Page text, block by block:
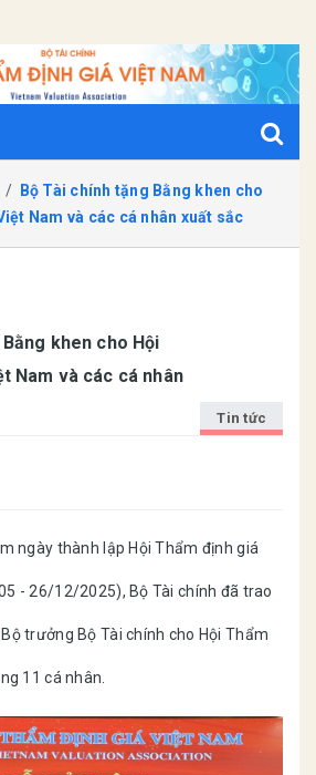
/
Bộ Tài chính tặng Bằng khen cho
Nam và các cá nhân xuất sắc
khen cho Hội
Nam và các cá nhân
Tin tức
ngày thành lập Hội Thẩm định giá
- 26/12/2025), Bộ Tài chính đã trao
trưởng Bộ Tài chính cho Hội Thẩm
11 cá nhân.